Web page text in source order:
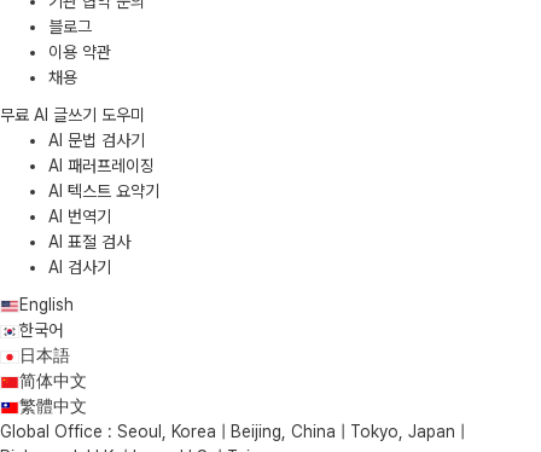
블로그
이용 약관
채용
무료 AI 글쓰기 도우미
AI 문법 검사기
AI 패러프레이징
AI 텍스트 요약기
AI 번역기
AI 표절 검사
AI 검사기
English
한국어
日本語
简体中文
繁體中文
Global Office : Seoul, Korea | Beijing, China | Tokyo, Japan |